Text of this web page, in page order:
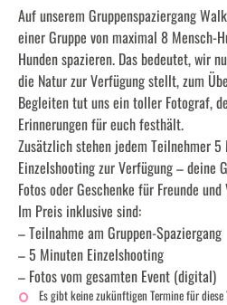
Auf unserem Gruppenspaziergang
einer Gruppe von maximal 8 Mensch-
Hunden spazieren. Das bedeutet, wir
die Natur zur Verfügung stellt, zum
Begleiten tut uns ein toller Fotograf,
Erinnerungen für euch festhält.
Zusätzlich stehen jedem Teilnehmer
Einzelshooting zur Verfügung – deine
Fotos oder Geschenke für Freunde
Im Preis inklusive sind:
– Teilnahme am Gruppen-Spaziergang
– 5 Minuten Einzelshooting
– Fotos vom gesamten Event (digital)
Es gibt keine zukünftigen Termine für